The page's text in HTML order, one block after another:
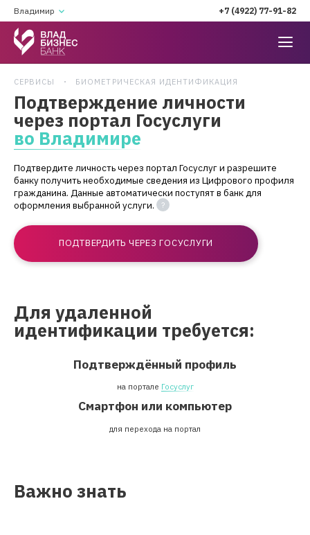
Владимир +7 (4922) 77-91-82
СЕРВИСЫ БИОМЕТРИЧЕСКАЯ ИДЕНТИФИКАЦИЯ
Подтверждение личности
через портал Госуслуги
во Владимире
Подтвердите личность через портал Госуслуг и разрешите
банку получить необходимые сведения из Цифрового профиля
гражданина. Данные автоматически поступят в банк для
оформления выбранной услуги.
ПОДТВЕРДИТЬ ЧЕРЕЗ ГОСУСЛУГИ
Для удаленной
идентификации требуется:
Подтверждённый профиль
на портале Госуслуг
Смартфон или компьютер
для перехода на портал
Важно знать